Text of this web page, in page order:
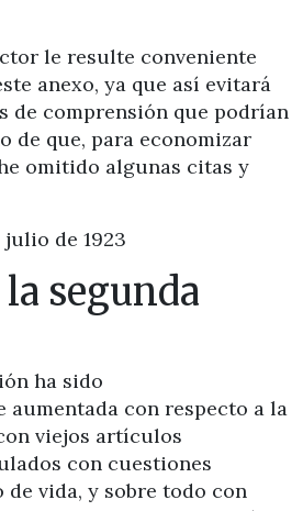
le resulte conveniente
anexo, ya que así evitará
de comprensión que podrían
de que, para economizar
omitido algunas citas y
de 1923
segunda
ha sido
aumentada con respecto a la
viejos artículos
con cuestiones
vida, y sobre todo con